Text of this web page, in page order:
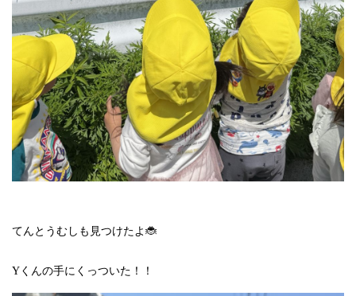
てんとうむしも見つけたよ🐞
Yくんの手にくっついた！！